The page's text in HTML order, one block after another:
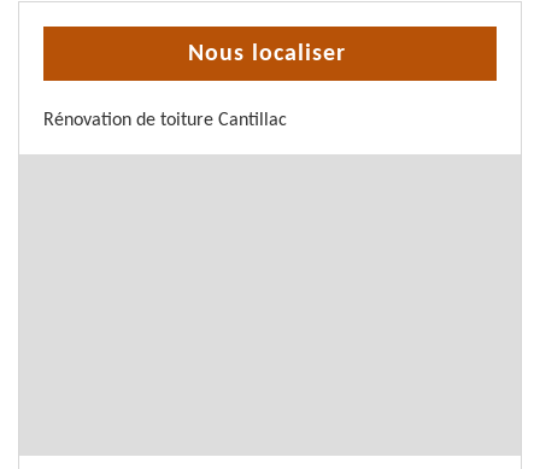
Nous localiser
Rénovation de toiture Cantillac